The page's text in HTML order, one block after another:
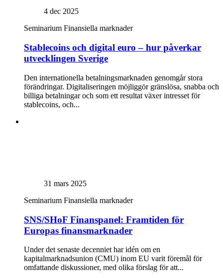
4 dec 2025
Seminarium Finansiella marknader
Stablecoins och digital euro – hur påverkar
utvecklingen Sverige
Den internationella betalningsmarknaden genomgår stora
förändringar. Digitaliseringen möjliggör gränslösa, snabba och
billiga betalningar och som ett resultat växer intresset för
stablecoins, och...
31 mars 2025
Seminarium Finansiella marknader
SNS/SHoF Finanspanel: Framtiden för
Europas finansmarknader
Under det senaste decenniet har idén om en
kapitalmarknadsunion (CMU) inom EU varit föremål för
omfattande diskussioner, med olika förslag för att...